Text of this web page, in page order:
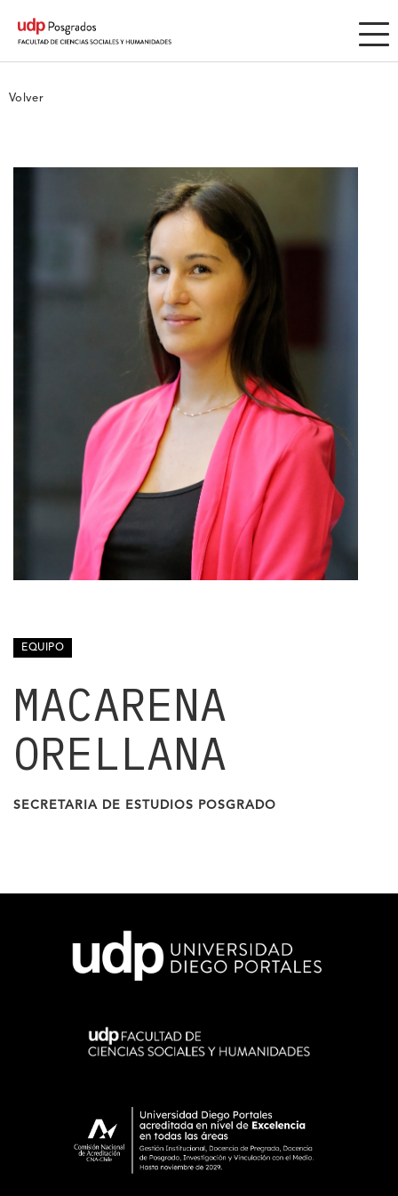
Volver
EQUIPO
MACARENA
ORELLANA
SECRETARIA DE ESTUDIOS POSGRADO